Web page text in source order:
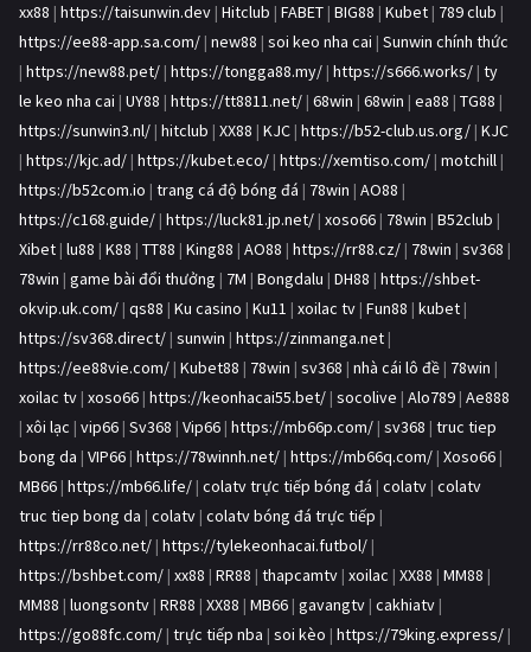
xx88 | https://taisunwin.dev | Hitclub | FABET | BIG88 | Kubet | 789 club |
https://ee88-app.sa.com/ | new88 | soi keo nha cai | Sunwin chính thức
| https://new88.pet/ | https://tongga88.my/ | https://s666.works/ | ty
le keo nha cai | UY88 | https://tt8811.net/ | 68win | 68win | ea88 | TG88 |
https://sunwin3.nl/ | hitclub | XX88 | KJC | https://b52-club.us.org/ | KJC
| https://kjc.ad/ | https://kubet.eco/ | https://xemtiso.com/ | motchill |
https://b52com.io | trang cá độ bóng đá | 78win | AO88 |
https://c168.guide/ | https://luck81.jp.net/ | xoso66 | 78win | B52club |
Xibet | lu88 | K88 | TT88 | King88 | AO88 | https://rr88.cz/ | 78win | sv368 |
78win | game bài đổi thưởng | 7M | Bongdalu | DH88 | https://shbet-
okvip.uk.com/ | qs88 | Ku casino | Ku11 | xoilac tv | Fun88 | kubet |
https://sv368.direct/ | sunwin | https://zinmanga.net |
https://ee88vie.com/ | Kubet88 | 78win | sv368 | nhà cái lô đề | 78win |
xoilac tv | xoso66 | https://keonhacai55.bet/ | socolive | Alo789 | Ae888
| xôi lạc | vip66 | Sv368 | Vip66 | https://mb66p.com/ | sv368 | truc tiep
bong da | VIP66 | https://78winnh.net/ | https://mb66q.com/ | Xoso66 |
MB66 | https://mb66.life/ | colatv trực tiếp bóng đá | colatv | colatv
truc tiep bong da | colatv | colatv bóng đá trực tiếp |
https://rr88co.net/ | https://tylekeonhacai.futbol/ |
https://bshbet.com/ | xx88 | RR88 | thapcamtv | xoilac | XX88 | MM88 |
MM88 | luongsontv | RR88 | XX88 | MB66 | gavangtv | cakhiatv |
https://go88fc.com/ | trực tiếp nba | soi kèo | https://79king.express/ |